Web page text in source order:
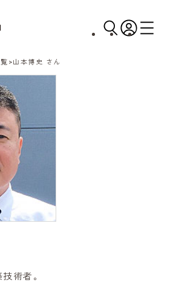
山本博史 さん
術者。